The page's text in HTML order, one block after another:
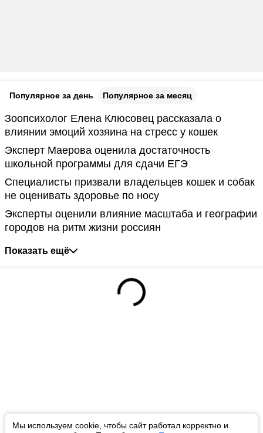
Мы используем cookie, чтобы сайт работал корректно и
Популярное за день Популярное за месяц
Зоопсихолог Елена Клюсовец рассказала о
влиянии эмоций хозяина на стресс у кошек
Эксперт Маерова оценила достаточность
школьной программы для сдачи ЕГЭ
Специалисты призвали владельцев кошек и собак
не оценивать здоровье по носу
Эксперты оценили влияние масштаба и географии
городов на ритм жизни россиян
Показать ещё